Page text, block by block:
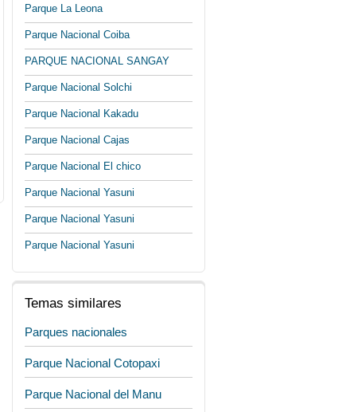
Parque La Leona
Parque Nacional Coiba
PARQUE NACIONAL SANGAY
Parque Nacional Solchi
Parque Nacional Kakadu
Parque Nacional Cajas
Parque Nacional El chico
Parque Nacional Yasuni
Parque Nacional Yasuni
Parque Nacional Yasuni
Temas similares
Parques nacionales
Parque Nacional Cotopaxi
Parque Nacional del Manu